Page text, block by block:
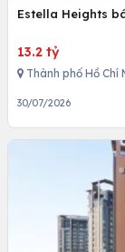
Estella Heights
13.2 tỷ
Thành phố Hồ Chí
30/07/2026